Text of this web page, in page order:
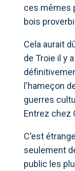
ces mêmes
bois
Cela aurait
de Troie il y
l'hameçon
guerres
Entrez chez
C'est
seulement
public les